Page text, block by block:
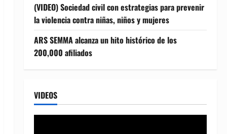
(VIDEO) Sociedad civil con estrategias para prevenir
la violencia contra niñas, niños y mujeres
ARS SEMMA alcanza un hito histórico de los
200,000 afiliados
VIDEOS